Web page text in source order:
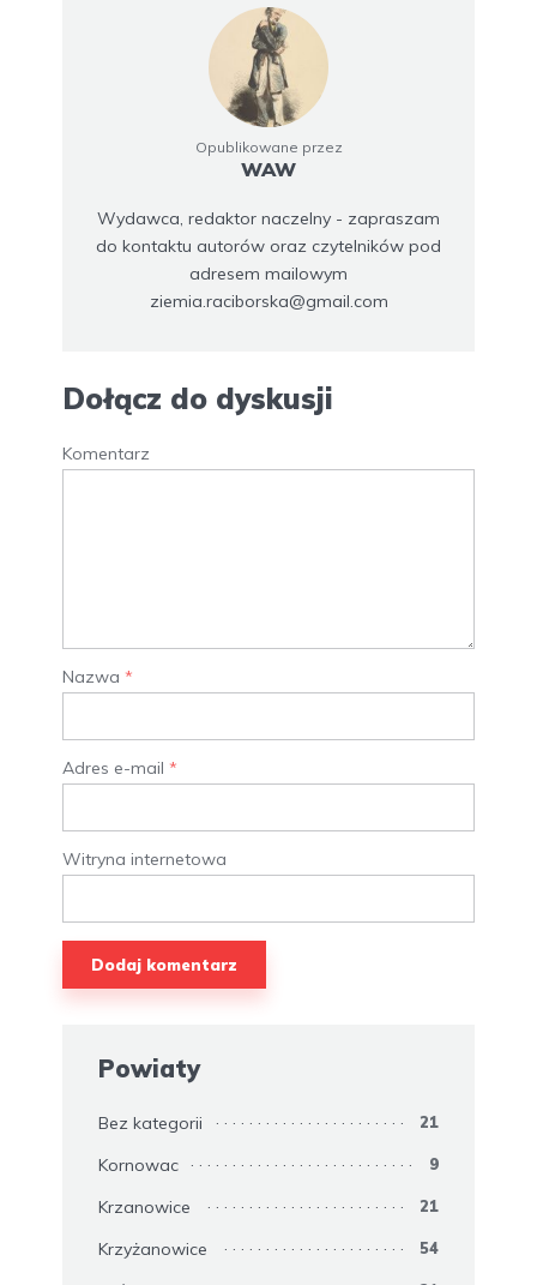
Opublikowane przez
WAW
Wydawca, redaktor naczelny - zapraszam
do kontaktu autorów oraz czytelników pod
adresem mailowym
ziemia.raciborska@gmail.com
Dołącz do dyskusji
Komentarz
Nazwa *
Adres e-mail *
Witryna internetowa
Powiaty
Bez kategorii 21
Kornowac 9
Krzanowice 21
Krzyżanowice 54